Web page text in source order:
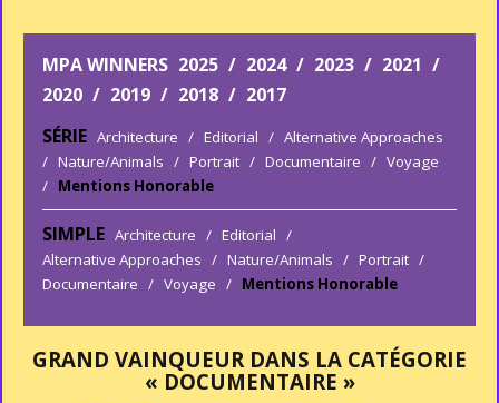
MPA WINNERS 2025 / 2024 / 2023 / 2021 /
2020 / 2019 / 2018 / 2017
SÉRIE Architecture / Editorial / Alternative Approaches
/ Nature/Animals / Portrait / Documentaire / Voyage
/ Mentions Honorable
SIMPLE Architecture / Editorial /
Alternative Approaches / Nature/Animals / Portrait /
Documentaire / Voyage / Mentions Honorable
GRAND VAINQUEUR DANS LA CATÉGORIE
« DOCUMENTAIRE »